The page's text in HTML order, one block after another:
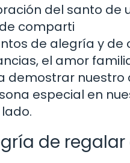
del santo de
comparti
de alegría y de
el amor
demostrar nuestro
especial en
de